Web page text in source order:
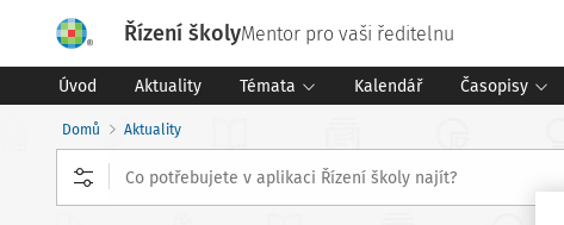
Řízení školyMentor pro vaši ředitelnu
Úvod Aktuality Témata Kalendář Časopisy
Domů Aktuality